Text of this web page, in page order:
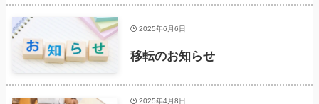
移転のお知らせ
2025年6月6日
2025年4月8日